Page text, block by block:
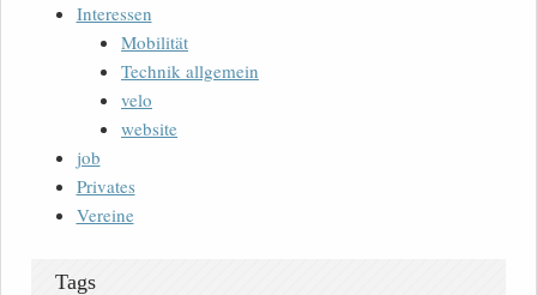
Interessen
Mobilität
Technik allgemein
velo
website
job
Privates
Vereine
Tags